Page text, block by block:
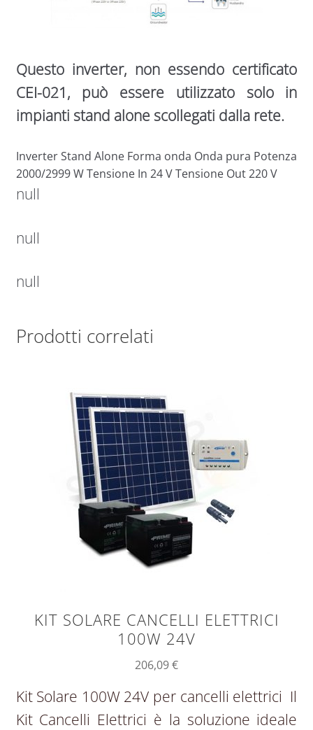
Questo inverter, non essendo certificato
CEI-021, può essere utilizzato solo in
impianti stand alone scollegati dalla rete.
Inverter Stand Alone Forma onda Onda pura Potenza
2000/2999 W Tensione In 24 V Tensione Out 220 V
null
null
null
Prodotti correlati
KIT SOLARE CANCELLI ELETTRICI
100W 24V
206,09€
Kit Solare 100W 24V per cancelli elettrici Il
Kit Cancelli Elettrici è la soluzione ideale